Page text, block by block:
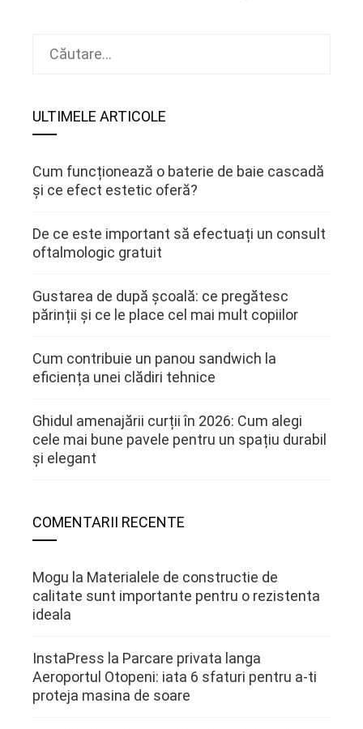
Caută
ULTIMELE ARTICOLE
Cum funcționează o baterie de baie cascadă
și ce efect estetic oferă?
De ce este important să efectuați un consult
oftalmologic gratuit
Gustarea de după școală: ce pregătesc
părinții și ce le place cel mai mult copiilor
Cum contribuie un panou sandwich la
eficiența unei clădiri tehnice
Ghidul amenajării curții în 2026: Cum alegi
cele mai bune pavele pentru un spațiu durabil
și elegant
COMENTARII RECENTE
Mogu la Materialele de constructie de
calitate sunt importante pentru o rezistenta
ideala
InstaPress la Parcare privata langa
Aeroportul Otopeni: iata 6 sfaturi pentru a-ti
proteja masina de soare